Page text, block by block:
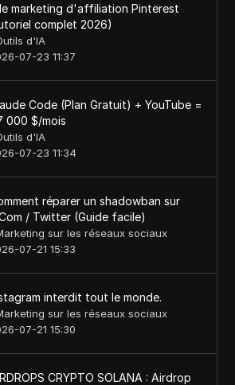
marketing d'affiliation Pinterest
complet 2026)
d'IA
07-23 11:37
Code (Plan Gratuit) + YouTube =
000 $/mois
d'IA
07-23 11:34
réparer un shadowban sur
/ Twitter (Guide facile)
sur les réseaux sociaux
07-21 15:33
interdit tout le monde.
sur les réseaux sociaux
07-21 15:30
CRYPTO SOLANA : Airdrop